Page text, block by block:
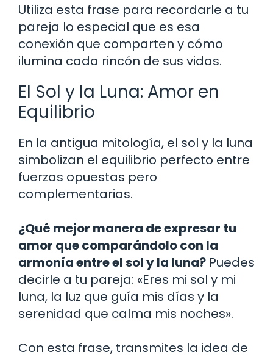
Utiliza esta frase para recordarle a tu
pareja lo especial que es esa
conexión que comparten y cómo
ilumina cada rincón de sus vidas.
El Sol y la Luna: Amor en
Equilibrio
En la antigua mitología, el sol y la luna
simbolizan el equilibrio perfecto entre
fuerzas opuestas pero
complementarias.
¿Qué mejor manera de expresar tu
amor que comparándolo con la
armonía entre el sol y la luna? Puedes
decirle a tu pareja: «Eres mi sol y mi
luna, la luz que guía mis días y la
serenidad que calma mis noches».
Con esta frase, transmites la idea de